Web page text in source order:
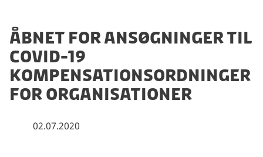
Åbnet for ansøgninger til
COVID-19
kompensationsordninger
for organisationer
02.07.2020